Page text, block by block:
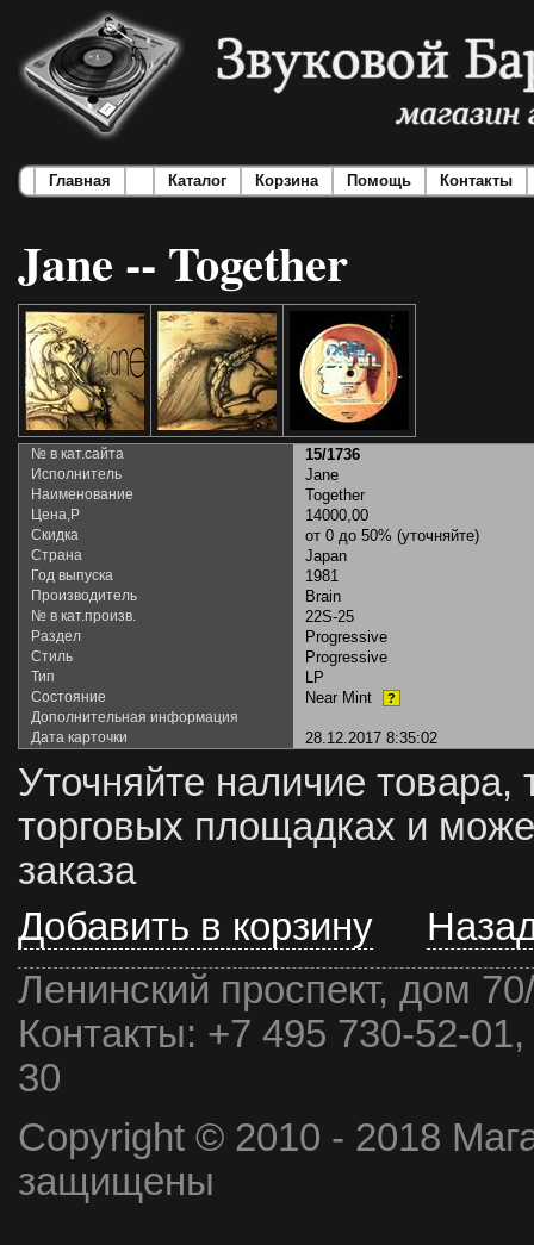
Главная Каталог Корзина Помощь Контакты
Jane -- Together
№ в кат.сайта 15/1736
Исполнитель Jane
Наименование Together
Цена,Р 14000,00
Скидка от 0 до 50% (уточняйте)
Страна Japan
Год выпуска 1981
Производитель Brain
№ в кат.произв. 22S-25
Раздел Progressive
Стиль Progressive
Тип LP
Состояние Near Mint ?
Дополнительная информация
Дата карточки
28.12.2017 8:35:02
Уточняйте наличие товара,
торговых площадках и
заказа
Добавить в корзину
Ленинский проспект, дом
Контакты: +7 495 730-52-
30
Copyright © 2010 - 2018
защищены